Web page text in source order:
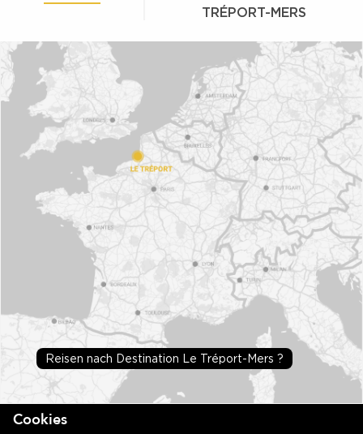
TRÉPORT-MERS
Reisen nach Destination Le Tréport-Mers ?
Cookies